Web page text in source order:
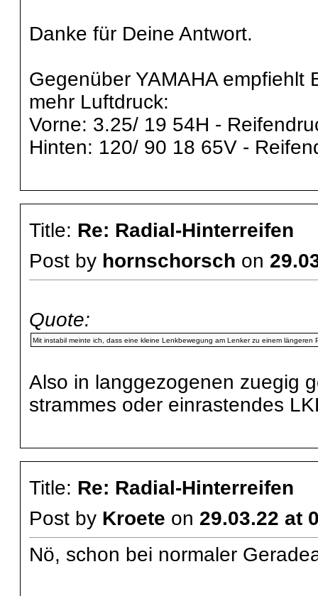
Danke für Deine Antwort.
Gegenüber YAMAHA empfiehlt
mehr Luftdruck:
Vorne: 3.25/ 19 54H -
Hinten: 120/ 90 18 65V -
Title: Re: Radial-Hinterreifen
Post by hornschorsch on
Quote:
Mit instabil meinte ich, dass eine kleine Lenkbewegung am Lenker zu einem längeren
Also in langgezogenen zuegig
strammes oder einrastendes
Title: Re: Radial-Hinterreifen
Post by Kroete on 29.03.22 at
Nö, schon bei normaler